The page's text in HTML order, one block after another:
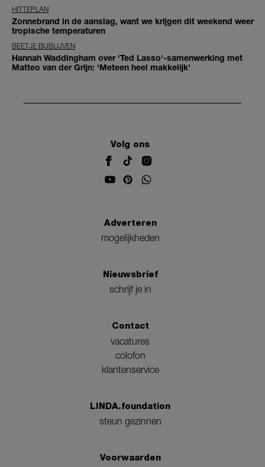
HITTEPLAN
Zonnebrand in de aanslag, want we krijgen dit weekend weer
tropische temperaturen
BEETJE BIJBLIJVEN
Hannah Waddingham over 'Ted Lasso'-samenwerking met
Matteo van der Grijn: 'Meteen heel makkelijk'
Volg ons
Adverteren
mogelijkheden
Nieuwsbrief
schrijf je in
Contact
vacatures
colofon
klantenservice
LINDA.foundation
steun gezinnen
Voorwaarden